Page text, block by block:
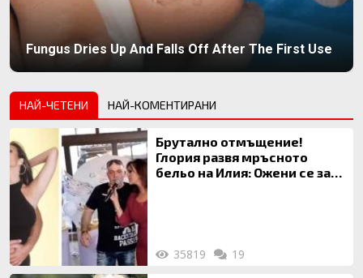
Fungus Dries Up And Falls Off After The First Use
НАЙ-ЧЕТЕНИ НАЙ-КОМЕНТИРАНИ
Брутално отмъщение!
Глория развя мръсното
бельо на Илия: Ожени се за
35819 19